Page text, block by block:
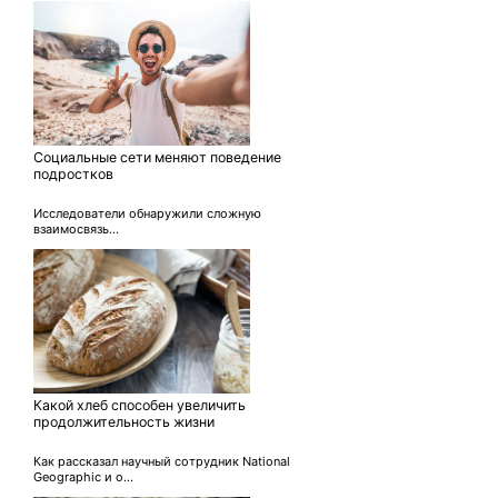
Социальные сети меняют поведение
подростков
Исследователи обнаружили сложную
взаимосвязь...
Какой хлеб способен увеличить
продолжительность жизни
Как рассказал научный сотрудник National
Geographic и о...